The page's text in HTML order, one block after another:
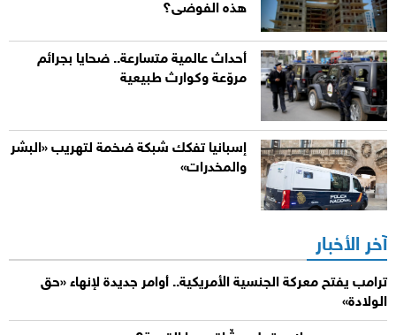
هذه الفوضى؟
أحداث عالمية متسارعة.. ضحايا بجرائم
مروّعة وكوارث طبيعية
إسبانيا تفكك شبكة ضخمة لتهريب «البشر
والمخدرات»
آخر الأخبار
ترامب يفتح معركة الجنسية الأمريكية.. أوامر جديدة لإنهاء «حق
الولادة»